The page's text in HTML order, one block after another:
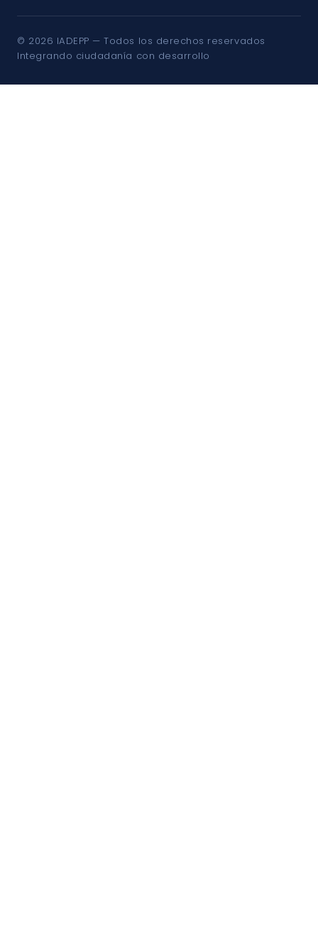
© 2026 IADEPP — Todos los derechos reservados
Integrando ciudadanía con desarrollo